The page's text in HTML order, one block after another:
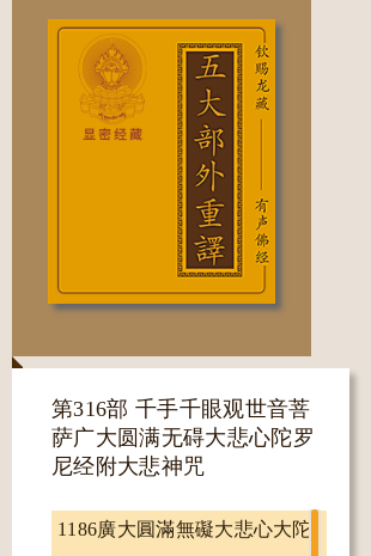
namo radnatrayāya/
納摩喇[答納] [答喇] [鴉阿]
ན་མོ་རཏྣ་ཏྲ་ཡཱ་ཡ།
āryāvalokiteśvarāya/
納[嘛斯][阿阿][喇鴉阿]斡羅
ན་མཿཨཱརྱཱ་བ་ལོ་ཀི་ཏེ་
ཤྭ་རཱ་ཡ།
bodhisatvāya/
玻堤薩[鵽阿]鴉。
བོ་དྷི་ས་ཏྭཱ་ཡ།
第316部 千手千眼观世音菩
萨广大圆满无碍大悲心陀罗
尼经附大悲神咒
1186廣大圓滿無礙大悲心大陀